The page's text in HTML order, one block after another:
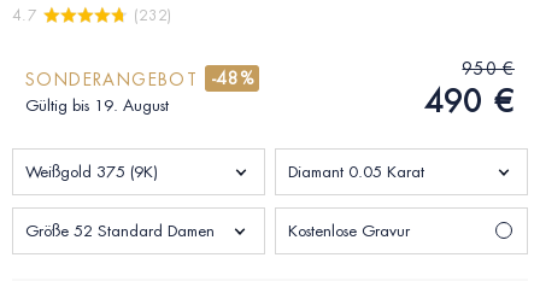
4.7
(232)
SONDERANGEBOT -48%
Gültig bis 19. August
950 €
490 €
Weißgold 375 (9K) Diamant 0.05 Karat
Größe 52 Standard Damen Kostenlose Gravur